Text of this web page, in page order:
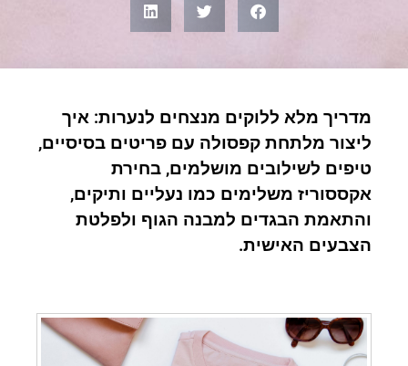
מדריך מלא ללוקים מנצחים לנערות: איך
ליצור מלתחת קפסולה עם פריטים בסיסיים,
טיפים לשילובים מושלמים, בחירת
אקססוריז משלימים כמו נעליים ותיקים,
והתאמת הבגדים למבנה הגוף ולפלטת
הצבעים האישית.